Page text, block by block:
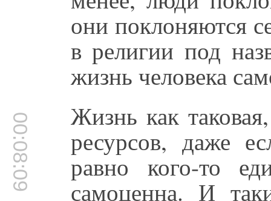
они поклоняются
в религии под
жизнь человека
00:08:09 Жизнь как
ресурсов, даже
равно кого-то
самоценна. И